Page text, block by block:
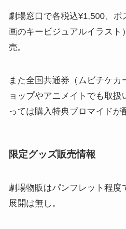
劇場窓口で各税込¥1,500、ポ
画のキービジュアルイラスト
売​。
また全国共通券（ムビチケカ
ョップやアニメイトでも取扱
っては購入特典ブロマイドが
限定グッズ販売情報
劇場物販はパンフレット程度
展開は無し。